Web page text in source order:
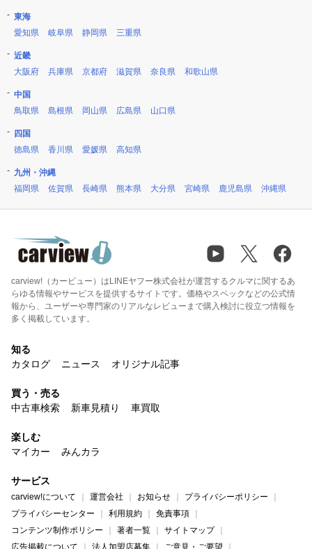
東海
愛知県
岐阜県 静岡県 三重県
近畿
大阪府
兵庫県 京都府 滋賀県 奈良県 和歌山県
中国
鳥取県
島根県 岡山県 広島県 山口県
四国
徳島県
香川県 愛媛県 高知県
九州・沖縄
福岡県
佐賀県 長崎県 熊本県 大分県 宮崎県 鹿児島県 沖縄県
carview!（カービュー）はLINEヤフー株式会社が運営するクルマに関するあ
らゆる情報やサービスを提供するサイトです。価格やスペックなどの公式情
報から、ユーザーや専門家のリアルなレビューまで購入検討に役立つ情報を
多く掲載しています。
知る
カタログ
ニュース オリジナル記事
買う・売る
中古車検索
新車見積り 車買取
楽しむ
マイカー
みんカラ
サービス
carview!について 運営会社 お知らせ
プライバシーポリシー
プライバシーセンター
利用規約
免責事項
コンテンツ制作ポリシー
著者一覧
サイトマップ
広告掲載について
法人加盟店募集 ご意見・ご要望